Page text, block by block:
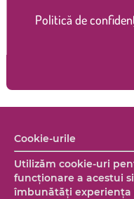
Politică de
Creare magazin online
Cookie-urile
Utilizăm cookie-uri
funcționare a acestui
îmbunătăţi experienţa